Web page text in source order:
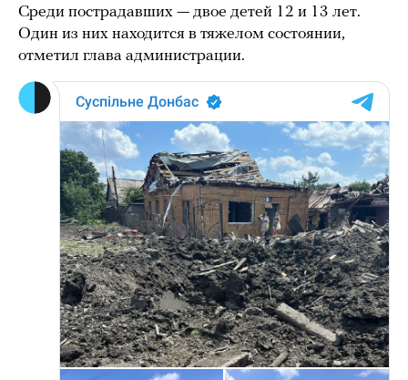
Среди пострадавших — двое детей 12 и 13 лет.
Один из них находится в тяжелом состоянии,
отметил глава администрации.